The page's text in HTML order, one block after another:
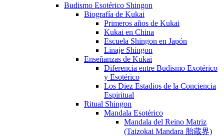
Budismo Esotérico Shingon
Biografía de Kukai
Primeros años de Kukai
Kukai en China
Escuela Shingon en Japón
Linaje Shingon
Enseñanzas de Kukai
Diferencia entre Budismo Exotérico
y Esotérico
Los Diez Estadios de la Conciencia
Espiritual
Ritual Shingon
Mandala Esotérico
Mandala del Reino Matriz
(Taizokai Mandara 胎蔵界)